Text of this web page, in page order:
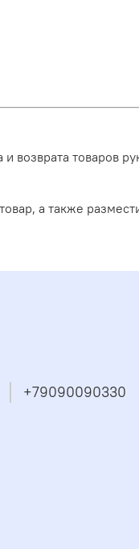
возврата товаров
а также
+79090090330